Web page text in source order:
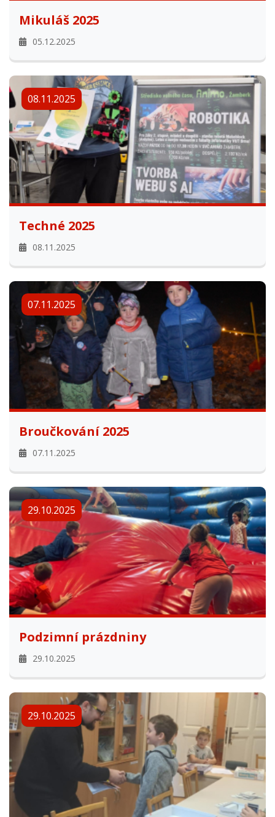
Mikuláš 2025
05.12.2025
08.11.2025
Techné 2025
08.11.2025
07.11.2025
Broučkování 2025
07.11.2025
29.10.2025
Podzimní prázdniny
29.10.2025
29.10.2025